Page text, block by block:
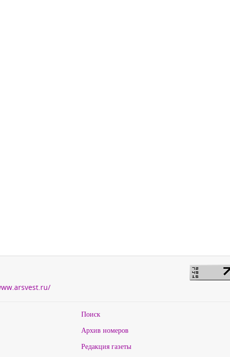
Поиск
Архив номеров
Редакция газеты